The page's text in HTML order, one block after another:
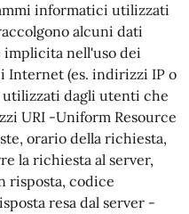
informatici utilizzati
alcuni dati
implicita nell'uso dei
Internet (es. indirizzi IP o
dagli utenti che
URI -Uniform Resource
orario della richiesta,
la richiesta al server,
risposta, codice
resa dal server -